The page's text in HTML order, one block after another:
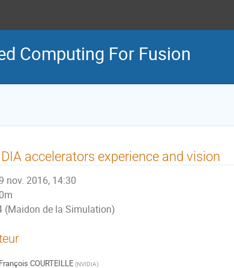
Computing For Fusion
accelerators experience and vision
nov. 2016, 14:30
(Maidon de la Simulation)
François COURTEILLE (NVIDIA)